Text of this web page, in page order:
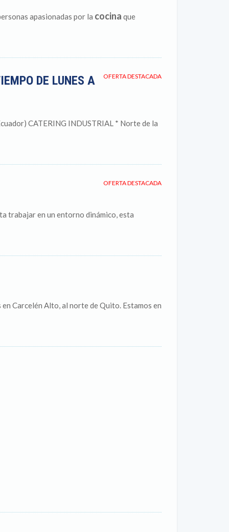
apasionadas por la cocina que
OFERTA DESTACADA
DE LUNES A
CATERING INDUSTRIAL * Norte de la
OFERTA DESTACADA
trabajar en un entorno dinámico, esta
Carcelén Alto, al norte de Quito. Estamos en